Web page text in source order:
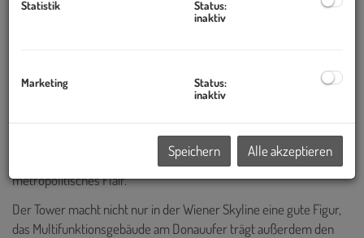
und weit darüber hinaus. Einschließlich Antennenmast überragt
DerMillennium Tower
wurde 1999 als multifunktionales
Zentrum fertiggestellt und gilt als erstes gemischtes Bauprojekt
Wiens. Mit seinem Einkaufs- und Dienstleistungszentrum, der
Kinowelt und Gastronomie hat dieMillennium Cityin Premium-
Lage am Donauufer das, was man Flair nennt – urbanes,
metropolitisches Flair.
Der Tower macht nicht nur in der Wiener Skyline eine gute Figur,
das Multifunktionsgebäude am Donauufer trägt außerdem den
Statistik
Status:
inaktiv
Marketing
Status:
inaktiv
Speichern Alle akzeptieren